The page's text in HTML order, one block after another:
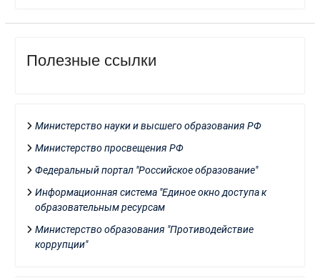
Полезные ссылки
Министерство науки и высшего образования РФ
Министерство просвещения РФ
Федеральный портал "Российское образование"
Информационная система "Единое окно доступа к
образовательным ресурсам
Министерство образования "Противодействие
коррупции"